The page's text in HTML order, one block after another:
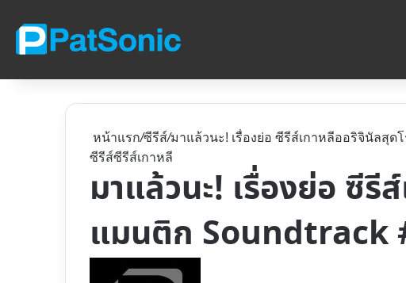
หน้าแรก/ซีรีส์/มาแล้วนะ! เรื่องย่อ ซีรีส์เกาหลีออริจินัลสุด
ซีรีส์ซีรีส์เกาหลี
มาแล้วนะ! เรื่องย่อ ซีรี
แมนติก Soundtrack